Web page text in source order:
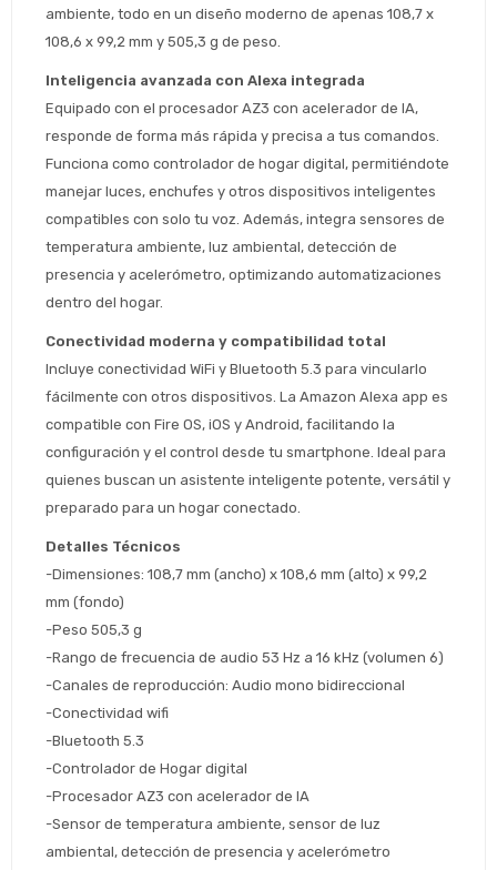
ambiente, todo en un diseño moderno de apenas 108,7 x
108,6 x 99,2 mm y 505,3 g de peso.
Inteligencia avanzada con Alexa integrada
Equipado con el procesador AZ3 con acelerador de IA,
responde de forma más rápida y precisa a tus comandos.
Funciona como controlador de hogar digital, permitiéndote
manejar luces, enchufes y otros dispositivos inteligentes
compatibles con solo tu voz. Además, integra sensores de
temperatura ambiente, luz ambiental, detección de
presencia y acelerómetro, optimizando automatizaciones
dentro del hogar.
Conectividad moderna y compatibilidad total
Incluye conectividad WiFi y Bluetooth 5.3 para vincularlo
fácilmente con otros dispositivos. La Amazon Alexa app es
compatible con Fire OS, iOS y Android, facilitando la
configuración y el control desde tu smartphone. Ideal para
quienes buscan un asistente inteligente potente, versátil y
preparado para un hogar conectado.
Detalles Técnicos
-Dimensiones: 108,7 mm (ancho) x 108,6 mm (alto) x 99,2
mm (fondo)
-Peso 505,3 g
-Rango de frecuencia de audio 53 Hz a 16 kHz (volumen 6)
-Canales de reproducción: Audio mono bidireccional
-Conectividad wifi
-Bluetooth 5.3
-Controlador de Hogar digital
-Procesador AZ3 con acelerador de IA
-Sensor de temperatura ambiente, sensor de luz
ambiental, detección de presencia y acelerómetro
Comprá ahora y Pagá
Después, hasta en 12
cuotas y sin tocar tu
tarjeta de crédito
Cédula de identidad
Celular
Fecha de nacimiento
Día
Continuar
Estimado/a
Estás calificado para comprar usando Pago
¡Tenés hasta
para comprar en las cuotas
que prefieras!
Elegí tus productos preferidos
de pago
Parece que no tenes oferta, lamentamos
el inconveniente, por cualquier duda
contactanos en
preguntas@pagodespues.com.uy
¡Algo salió mal!